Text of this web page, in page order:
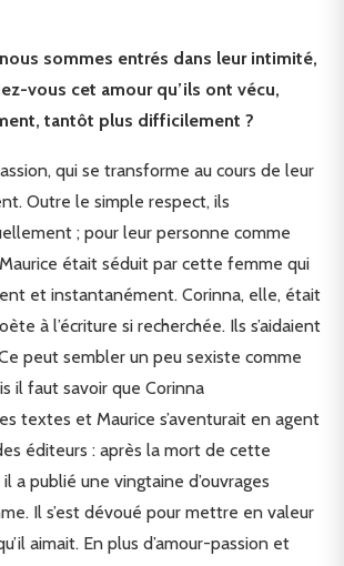
sommes entrés dans leur intimité,
vous cet amour qu’ils ont vécu,
tantôt plus difficilement ?
qui se transforme au cours de leur
Outre le simple respect, ils
; pour leur personne comme
était séduit par cette femme qui
et instantanément. Corinna, elle, était
à l’écriture si recherchée. Ils s’aidaient
peut sembler un peu sexiste comme
il faut savoir que Corinna
textes et Maurice s’aventurait en agent
éditeurs : après la mort de cette
a publié une vingtaine d’ouvrages
Il s’est dévoué pour mettre en valeur
aimait. En plus d’amour-passion et